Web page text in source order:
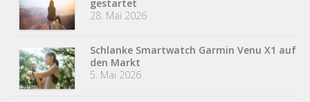
gestartet
28. Mai 2026
Schlanke Smartwatch Garmin Venu X1 auf
den Markt
5. Mai 2026